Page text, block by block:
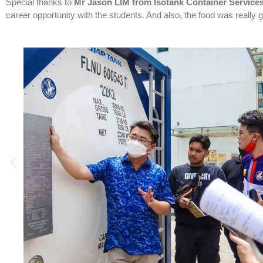
career opportunity with the students. And also, the food was really